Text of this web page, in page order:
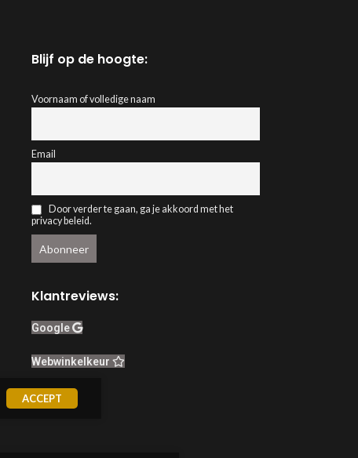
Blijf op de hoogte:
Voornaam of volledige naam
Email
Door verder te gaan, ga je akkoord met het
privacy beleid.
Klantreviews:
Google
Webwinkelkeur
ACCEPT